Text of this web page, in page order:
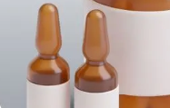
panolini
prueba embarazo